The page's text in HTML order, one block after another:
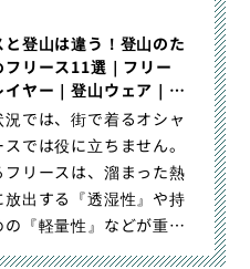
登山は違う！登山のた
フリース11選｜フリー
ヤー｜登山ウェア｜山
トレラン・山スキーマ
旅」
では、街で着るオシャ
では役に立ちません。
リースは、溜まった熱
放出する『透湿性』や持
『軽量性』などが重要
リースは、登山は｜タ